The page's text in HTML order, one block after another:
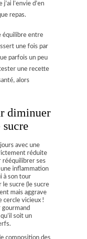
l’envie d’en
repas.
équilibre entre
une fois par
parfois un peu
une recette
alors
diminuer
avec une
réduite
rééquilibrer ses
inflammation
à son tour
le sucre (le sucre
mais aggrave
cercle vicieux !
gourmand
soit un